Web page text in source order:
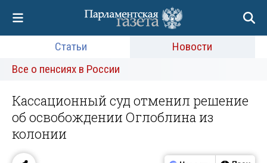
Статьи
Новости
Все о пенсиях в России
Кассационный суд отменил решение
об освобождении Оглоблина из
колонии